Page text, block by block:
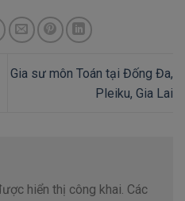
Gia sư môn Toán tại Đống Đa,
Pleiku, Gia Lai
hiển thị công khai. Các